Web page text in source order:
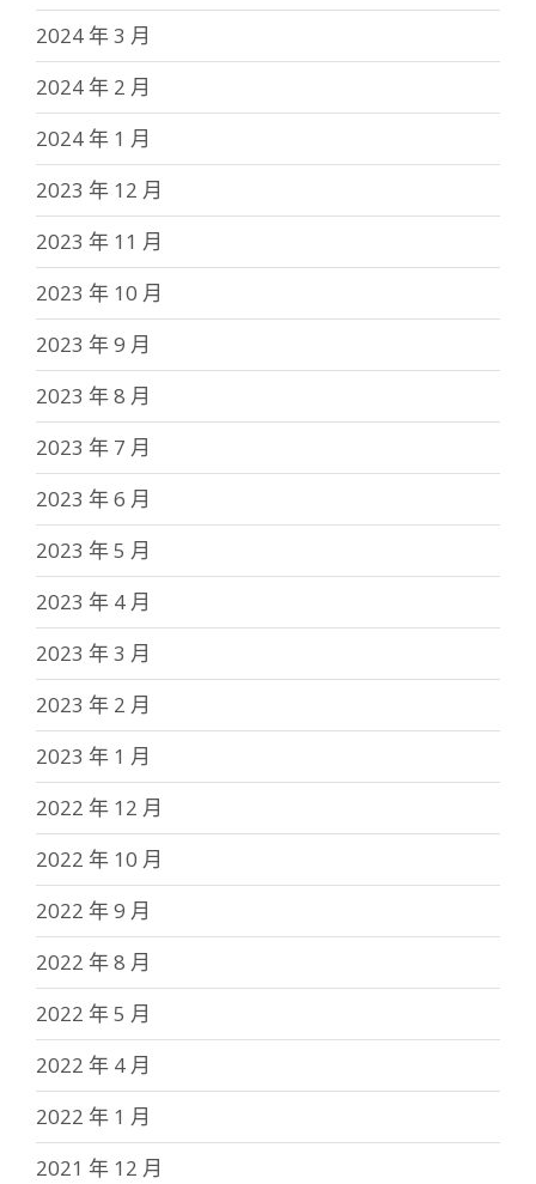
2024 年 3 月
2024 年 2 月
2024 年 1 月
2023 年 12 月
2023 年 11 月
2023 年 10 月
2023 年 9 月
2023 年 8 月
2023 年 7 月
2023 年 6 月
2023 年 5 月
2023 年 4 月
2023 年 3 月
2023 年 2 月
2023 年 1 月
2022 年 12 月
2022 年 10 月
2022 年 9 月
2022 年 8 月
2022 年 5 月
2022 年 4 月
2022 年 1 月
2021 年 12 月